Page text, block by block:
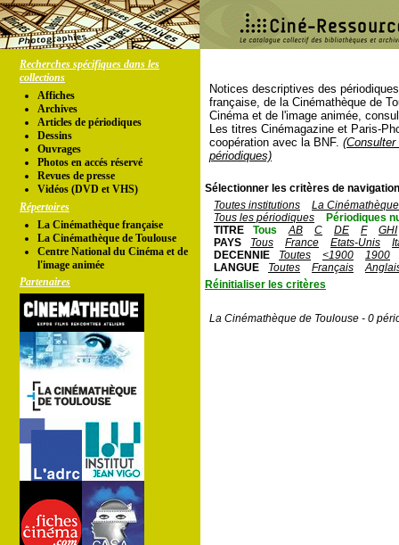
Recherches spécifiques dans les
collections
Affiches
Archives
Articles de périodiques
Dessins
Ouvrages
Photos en accés réservé
Revues de presse
Vidéos (DVD et VHS)
Répertoires
La Cinémathèque française
La Cinémathèque de Toulouse
Centre National du Cinéma et de
l'image animée
Partenaires
Notices descriptives des
française, de la Cinémathèque de
Cinéma et de l'image animée,
Les titres Cinémagazine et Paris-
coopération avec la BNF.
périodiques)
Sélectionner les critères de
Toutes institutions
La
Tous les périodiques
Périodiques
TITRE
Tous AB C DE F
GHI
PAYS
Tous France Etats-Unis
DECENNIE
Toutes <1900
1900
LANGUE
Toutes Français
Réinitialiser les critères
La Cinémathèque de Toulouse - 0